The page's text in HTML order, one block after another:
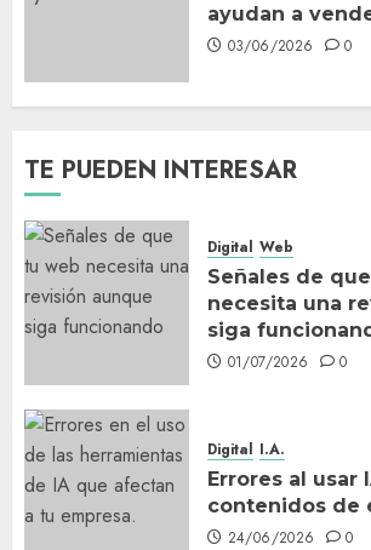
ayudan a
03/06/2026 0
TE PUEDEN INTERESAR
Digital Web
Señales de
necesita una
siga
01/07/2026 0
Digital I.A.
Errores al usar
contenidos de
24/06/2026 0